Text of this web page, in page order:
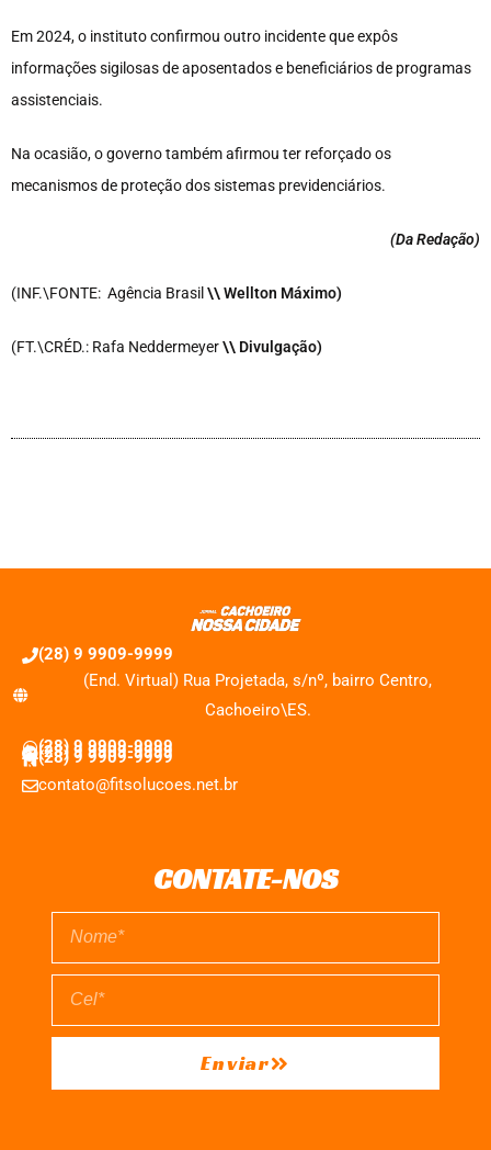
Em 2024, o instituto confirmou outro incidente que expôs
informações sigilosas de aposentados e beneficiários de programas
assistenciais.
Na ocasião, o governo também afirmou ter reforçado os
mecanismos de proteção dos sistemas previdenciários.
(Da Redação)
(INF.\FONTE: Agência Brasil \\ Wellton Máximo)
(FT.\CRÉD.: Rafa Neddermeyer\\ Divulgação)
(28) 9 9909-9999
(End. Virtual) Rua Projetada, s/nº, bairro Centro,
Cachoeiro\ES.
(28) 9 9909-9999
(28) 9 9909-9999
(28) 9 9909-9999
contato@fitsolucoes.net.br
CONTATE-NOS
Enviar